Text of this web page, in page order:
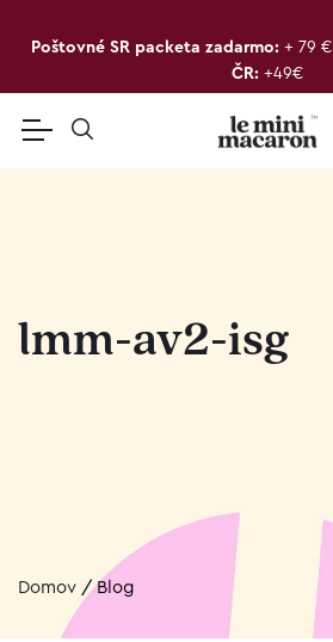
Poštovné SR packeta zadarmo: + 79 €
ČR: +49€
lmm-av2-isg
Domov /Blog